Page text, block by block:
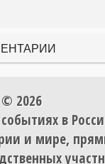
© 2026
в
и мире,